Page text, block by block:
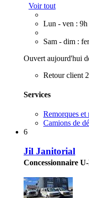
Voir tout
Lun - ven : 9h
Sam - dim :
Ouvert aujourd'hui
Retour client
Services
Remorques et
Camions de
6
Jil Janitorial
Concessionnaire